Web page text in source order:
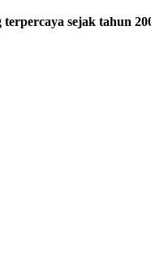
sejak tahun